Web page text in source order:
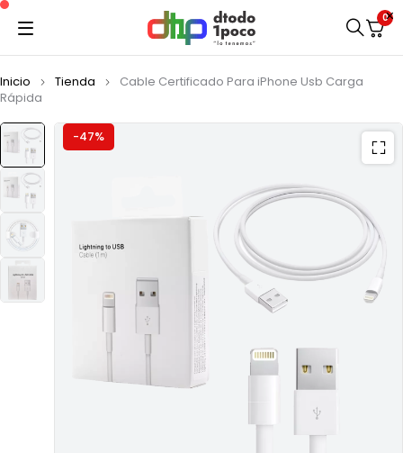
0
Inicio Tienda
Cable Certificado Para iPhone Usb Carga
Rápida
-47%